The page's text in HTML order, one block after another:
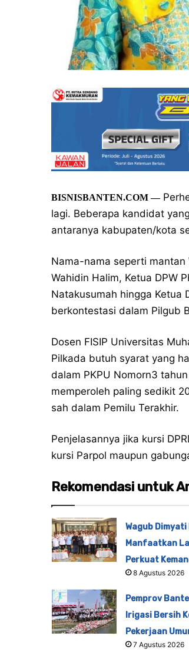
BISNISBANTEN.COM—
lagi. Beberapa kandidat
antaranya kabupaten/kota
Nama-nama seperti mantan
Wahidin Halim, Ketua DPW
Natakusumah hingga Ketua
berkontestasi dalam Pilgub
Dosen FISIP Universitas
Pilkada butuh syarat yang
dalam PKPU Nomorn3
memperoleh paling sedikit
sah dalam Pemilu Terakhir.
Penjelasannya jika kursi
kursi Parpol maupun
Rekomendasi untuk
Wagub
Manfaatkan
Perkuat
8 Agustus 2026
Pemprov
Irigasi Bersih
Pekerjaan
7 Agustus 2026